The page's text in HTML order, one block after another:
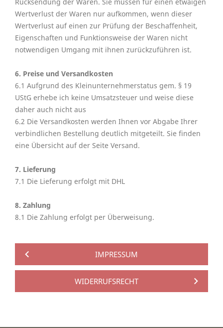
Rücksendung der Waren. Sie müssen für einen etwaigen
Wertverlust der Waren nur aufkommen, wenn dieser
Wertverlust auf einen zur Prüfung der Beschaffenheit,
Eigenschaften und Funktionsweise der Waren nicht
notwendigen Umgang mit ihnen zurückzuführen ist.
6. Preise und Versandkosten
6.1 Aufgrund des Kleinunternehmerstatus gem. § 19
UStG erhebe ich keine Umsatzsteuer und weise diese
daher auch nicht aus
6.2 Die Versandkosten werden Ihnen vor Abgabe Ihrer
verbindlichen Bestellung deutlich mitgeteilt. Sie finden
eine Übersicht auf der Seite Versand.
7. Lieferung
7.1 Die Lieferung erfolgt mit DHL
8. Zahlung
8.1 Die Zahlung erfolgt per Überweisung.
IMPRESSUM
WIDERRUFSRECHT